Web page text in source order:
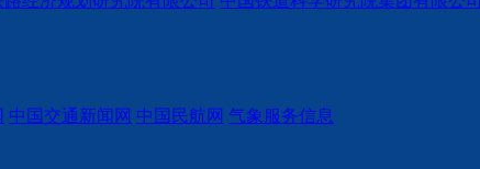
中国交通新闻网 中国民航网 气象服务信息